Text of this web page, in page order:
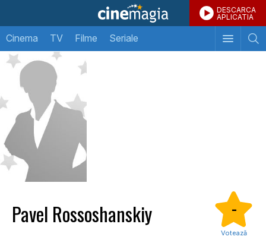
DESCARCA
APLICATIA
Cinema TV Filme Seriale
Pavel Rossoshanskiy -
Votează